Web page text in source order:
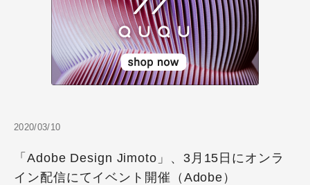
2020/03/10
「Adobe Design Jimoto」、3月15日にオンラ
イン配信にてイベント開催（Adobe）